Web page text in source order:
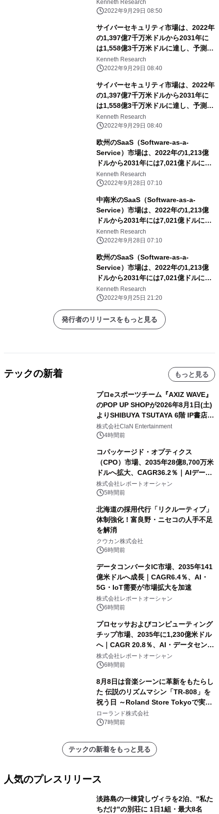
Kenneth Research
2022年9月29日 08:50
サイバーセキュリティ市場は、2022年
の1,397億7千万米ドルから2031年に
は1,558億3千万米ドルに達し、予測期
間中のCAGRは13.4％となる
Kenneth Research
2022年9月29日 08:40
サイバーセキュリティ市場は、2022年
の1,397億7千万米ドルから2031年に
は1,558億3千万米ドルに達し、予測期
間中のCAGRは13.4％となる
Kenneth Research
2022年9月29日 08:40
欧州のSaaS（Software-as-a-
Service）市場は、2022年の1,213億
ドルから2031年には7,021億ドルに達
し、予測期間中のCAGRは18.82%に達
すると予想。
Kenneth Research
2022年9月28日 07:10
中南米のSaaS（Software-as-a-
Service）市場は、2022年の1,213億
ドルから2031年には7,021億ドルに達
し、予測期間中のCAGRは18.82%に達
すると予測。
Kenneth Research
2022年9月28日 07:10
欧州のSaaS（Software-as-a-
Service）市場は、2022年の1,213億
ドルから2031年には7,021億ドルに達
し、予測期間中のCAGRは18.82%に達
すると予想。
Kenneth Research
2022年9月25日 21:20
発行者のリリースをもっと見る
テックの新着 もっと見る
プロeスポーツチーム『AXIZ WAVE』
のPOP UP SHOPが2026年8月1日(土)
よりSHIBUYA TSUTAYA 6階 IP書店で
開催決定！！
株式会社ClaN Entertainment
4時間前
コパッケージド・オプティクス
（CPO）市場、2035年28億8,700万米
ドルへ拡大、CAGR36.2％｜AIデータ
センター・高速光通信需要が成長を加
速
株式会社レポートオーシャン
5時間前
北海道の採用代行「リクルーティブ」
体制強化！富良野・ニセコの人手不足
を解消
クウカン株式会社
6時間前
データコンバータIC市場、2035年141
億米ドルへ成長｜CAGR6.4％、AI・
5G・IoT需要が市場拡大を加速
株式会社レポートオーシャン
6時間前
プロセッサおよびコンピューティング
チップ市場、2035年に1,230億米ドル
へ｜CAGR 20.8％、AI・データセンタ
ー需要が成長を牽引
株式会社レポートオーシャン
6時間前
8月8日は音楽シーンに革新をもたらし
た 伝説のリズムマシン「TR-808」を
祝う日 ～Roland Store Tokyoで実機
を展示しての 記念キャンペーンを開
催 英国ラジオ「NTS」の 特別プログ
アーティストを フィーチャーしたアニ
メーションを公開～
ローランド株式会社
7時間前
テックの新着をもっと見る
人気のプレスリリース
淡路島の一棟貸しヴィラを2泊、"私た
ちだけ"の別荘に 1日1組・最大8名